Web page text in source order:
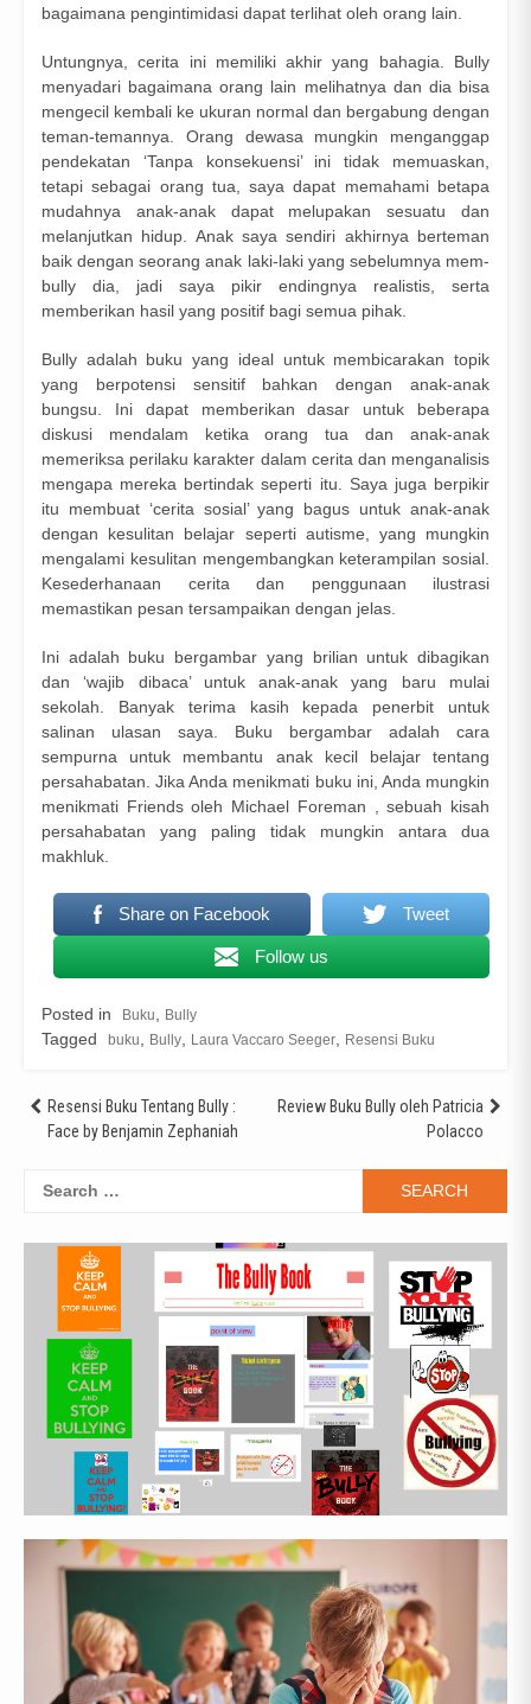
bagaimana pengintimidasi dapat terlihat oleh orang lain.
Untungnya, cerita ini memiliki akhir yang bahagia. Bully
menyadari bagaimana orang lain melihatnya dan dia bisa
mengecil kembali ke ukuran normal dan bergabung dengan
teman-temannya. Orang dewasa mungkin menganggap
pendekatan ‘Tanpa konsekuensi’ ini tidak memuaskan,
tetapi sebagai orang tua, saya dapat memahami betapa
mudahnya anak-anak dapat melupakan sesuatu dan
melanjutkan hidup. Anak saya sendiri akhirnya berteman
baik dengan seorang anak laki-laki yang sebelumnya mem-
bully dia, jadi saya pikir endingnya realistis, serta
memberikan hasil yang positif bagi semua pihak.
Bully adalah buku yang ideal untuk membicarakan topik
yang berpotensi sensitif bahkan dengan anak-anak
bungsu. Ini dapat memberikan dasar untuk beberapa
diskusi mendalam ketika orang tua dan anak-anak
memeriksa perilaku karakter dalam cerita dan menganalisis
mengapa mereka bertindak seperti itu. Saya juga berpikir
itu membuat ‘cerita sosial’ yang bagus untuk anak-anak
dengan kesulitan belajar seperti autisme, yang mungkin
mengalami kesulitan mengembangkan keterampilan sosial.
Kesederhanaan cerita dan penggunaan ilustrasi
memastikan pesan tersampaikan dengan jelas.
Ini adalah buku bergambar yang brilian untuk dibagikan
dan ‘wajib dibaca’ untuk anak-anak yang baru mulai
sekolah. Banyak terima kasih kepada penerbit untuk
salinan ulasan saya. Buku bergambar adalah cara
sempurna untuk membantu anak kecil belajar tentang
persahabatan. Jika Anda menikmati buku ini, Anda mungkin
menikmati Friends oleh Michael Foreman , sebuah kisah
persahabatan yang paling tidak mungkin antara dua
makhluk.
Share on Facebook Tweet
Follow us
Posted in Buku Bully
Tagged buku Bully Laura Vaccaro Seeger Resensi Buku
Post
Resensi Buku Tentang Bully :
Face by Benjamin Zephaniah
Review Buku Bully oleh Patricia
Polacco